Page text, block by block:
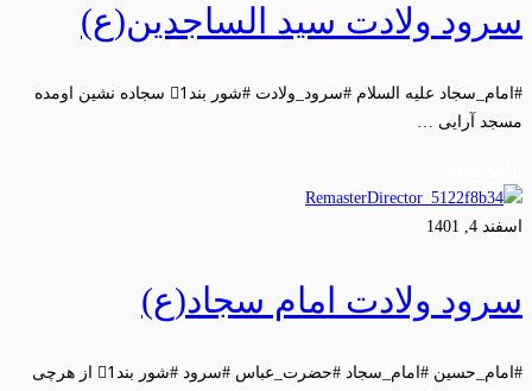
سرود ولادت سید الساجدین(ع)
#امام_سجاد علیه السلام #سرود_ولادت #شور بند1⃣ سجاده نشین اومده
مسجد آرایی …
اسفند 4, 1401
سرود ولادت امام سجاد(ع)
#امام_حسین #امام_سجاد #حضرت_عباس #سرود #شور بند1⃣ از هرچی